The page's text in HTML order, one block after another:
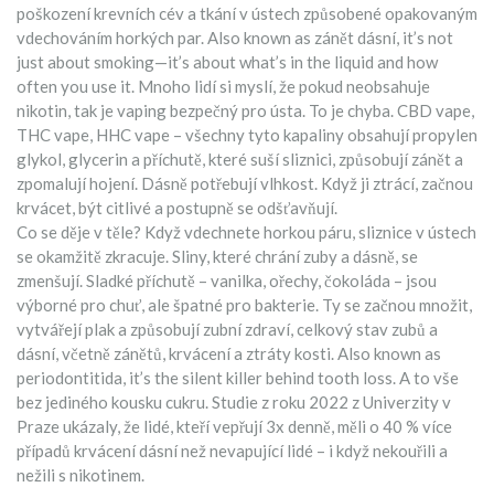
poškození krevních cév a tkání v ústech způsobené opakovaným
vdechováním horkých par. Also known as zánět dásní, it’s not
just about smoking—it’s about what’s in the liquid and how
often you use it. Mnoho lidí si myslí, že pokud neobsahuje
nikotin, tak je vaping bezpečný pro ústa. To je chyba. CBD vape,
THC vape, HHC vape – všechny tyto kapaliny obsahují propylen
glykol, glycerin a příchutě, které suší sliznici, způsobují zánět a
zpomalují hojení. Dásně potřebují vlhkost. Když ji ztrácí, začnou
krvácet, být citlivé a postupně se odšťavňují.
Co se děje v těle? Když vdechnete horkou páru, sliznice v ústech
se okamžitě zkracuje. Sliny, které chrání zuby a dásně, se
zmenšují. Sladké příchutě – vanilka, ořechy, čokoláda – jsou
výborné pro chuť, ale špatné pro bakterie. Ty se začnou množit,
vytvářejí plak a způsobujízubní zdraví,celkový stav zubů a
dásní, včetně zánětů, krvácení a ztráty kosti. Also known as
periodontitida, it’s the silent killer behind tooth loss.A to vše
bez jediného kousku cukru. Studie z roku 2022 z Univerzity v
Praze ukázaly, že lidé, kteří vepřují 3x denně, měli o 40 % více
případů krvácení dásní než nevapující lidé – i když nekouřili a
nežili s nikotinem.